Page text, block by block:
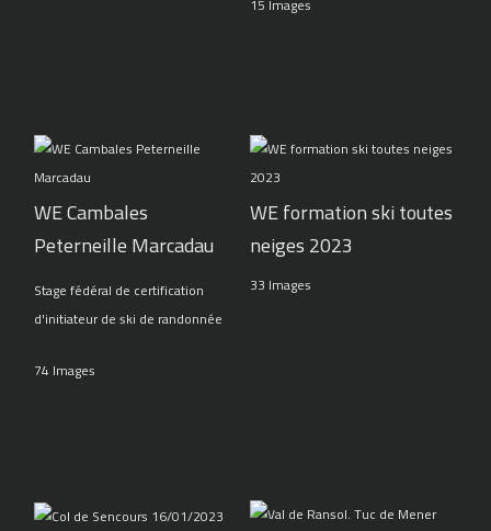
WE Cambales
Peterneille Marcadau
Stage fédéral de certification
d'initiateur de ski de randonnée
74 Images
WE formation ski toutes
neiges 2023
33 Images